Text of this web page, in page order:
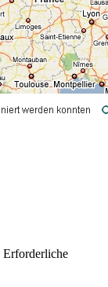
Erforderliche